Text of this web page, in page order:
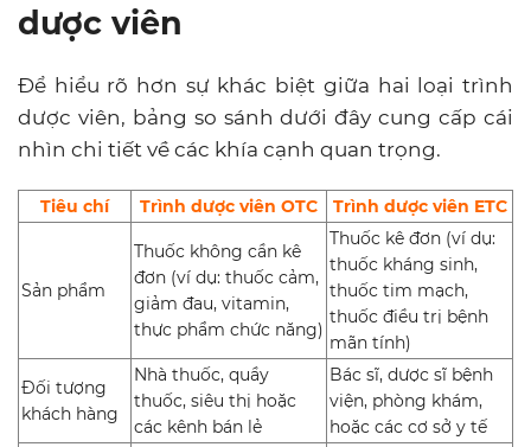
dược viên
Để hiểu rõ hơn sự khác biệt giữa hai loại trình
dược viên, bảng so sánh dưới đây cung cấp cái
nhìn chi tiết về các khía cạnh quan trọng.
Tiêu chí Trình dược viên OTC Trình dược viên ETC
Sản phẩm
Thuốc không cần kê
đơn (ví dụ: thuốc cảm,
giảm đau, vitamin,
thực phẩm chức năng)
Thuốc kê đơn (ví dụ:
thuốc kháng sinh,
thuốc tim mạch,
thuốc điều trị bệnh
mãn tính)
Đối tượng
khách hàng
Nhà thuốc, quầy
thuốc, siêu thị hoặc
các kênh bán lẻ
Bác sĩ, dược sĩ bệnh
viện, phòng khám,
hoặc các cơ sở y tế